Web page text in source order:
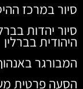
סיור במרכז
סיור יהדות
היהודית בברלין
המבורגר
הסעה פרטית